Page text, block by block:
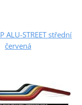
ALU-STREET střední
červená